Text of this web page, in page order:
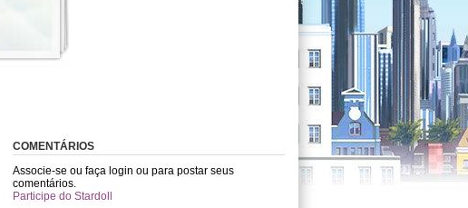
COMENTÁRIOS
Associe-se ou faça login ou para postar seus
comentários.
Participe do Stardoll